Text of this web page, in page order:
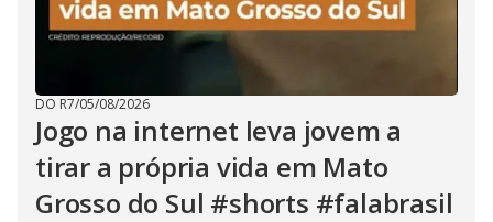
DO R7/05/08/2026
Jogo na internet leva jovem a
tirar a própria vida em Mato
Grosso do Sul #shorts #falabrasil